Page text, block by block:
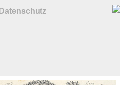
Datenschutz